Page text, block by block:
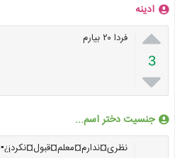
ادینه

3

فردا ۲۰ بیارم
جنسیت دختر اسم...
نظری¤ندارم¤معلم¤قبول¤نکرد¡¿▪